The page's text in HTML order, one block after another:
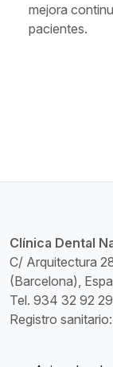
mejora
pacientes.
Clínica Dental
C/ Arquitectura
(Barcelona),
Tel. 934 32 92 29
Registro